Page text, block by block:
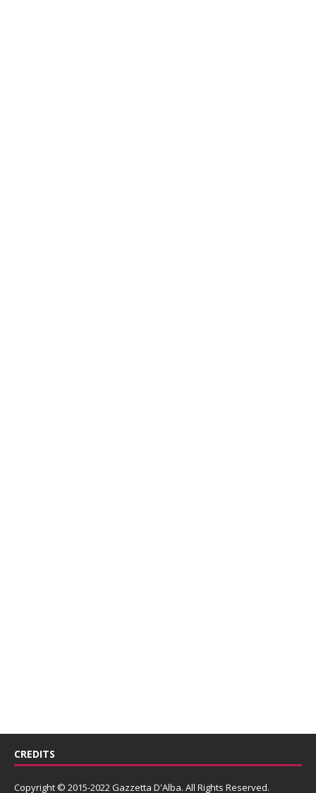
CREDITS
Copyright © 2015-2022 Gazzetta D'Alba. All Rights Reserved.